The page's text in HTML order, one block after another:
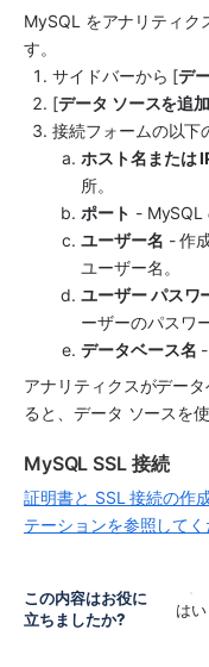
MySQL をアナリティク
す。
サイドバーから [デ
[データ ソースを追
接続フォームの以下
ホスト名または
所。
ポート - MySQL
ユーザー名 - 作
ユーザー名。
ユーザー パスワ
ーザーのパスワー
データベース名
アナリティクスがデー
ると、データ ソースを
MySQL SSL 接続
証明書と SSL 接続の作
テーションを参照してく
この内容はお役に
立ちましたか?
はい